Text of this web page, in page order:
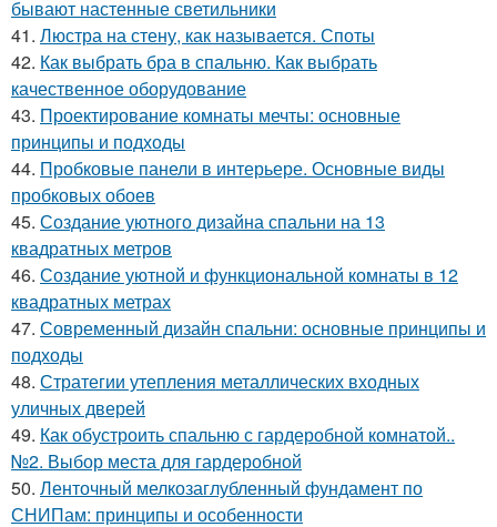
бывают настенные светильники
41. Люстра на стену, как называется. Споты
42. Как выбрать бра в спальню. Как выбрать
качественное оборудование
43. Проектирование комнаты мечты: основные
принципы и подходы
44. Пробковые панели в интерьере. Основные виды
пробковых обоев
45. Создание уютного дизайна спальни на 13
квадратных метров
46. Создание уютной и функциональной комнаты в 12
квадратных метрах
47. Современный дизайн спальни: основные принципы и
подходы
48. Стратегии утепления металлических входных
уличных дверей
49. Как обустроить спальню с гардеробной комнатой..
№2. Выбор места для гардеробной
50. Ленточный мелкозаглубленный фундамент по
СНИПам: принципы и особенности